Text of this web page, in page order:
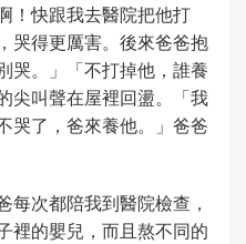
！快跟我去醫院把他打
哭得更厲害。後來爸爸抱
哭。」「不打掉他，誰養
尖叫聲在屋裡回盪。「我
哭了，爸來養他。」爸爸
每次都陪我到醫院檢查，
裡的嬰兒，而且熬不同的